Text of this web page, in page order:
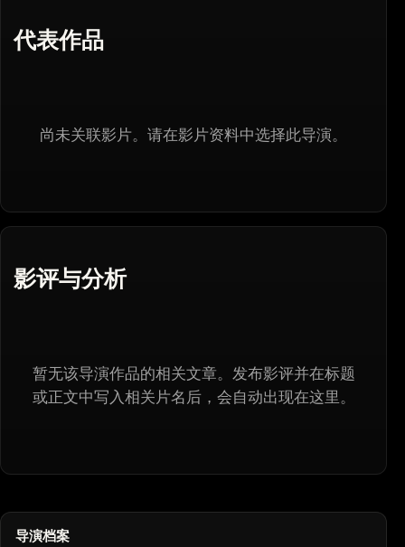
代表作品
尚未关联影片。请在影片资料中选择此导演。
影评与分析
暂无该导演作品的相关文章。发布影评并在标题
或正文中写入相关片名后，会自动出现在这里。
导演档案